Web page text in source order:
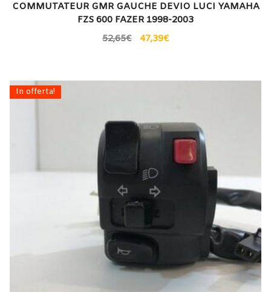
COMMUTATEUR GMR GAUCHE DEVIO LUCI YAMAHA
FZS 600 FAZER 1998-2003
52,65€ 47,39€
In offerta!